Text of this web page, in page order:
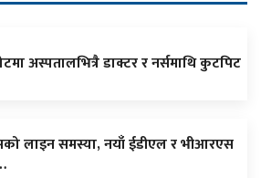
अस्पतालभित्रै डाक्टर र नर्समाथि कुटपिट
लाइन समस्या, नयाँ ईडीएल र भीआरएस